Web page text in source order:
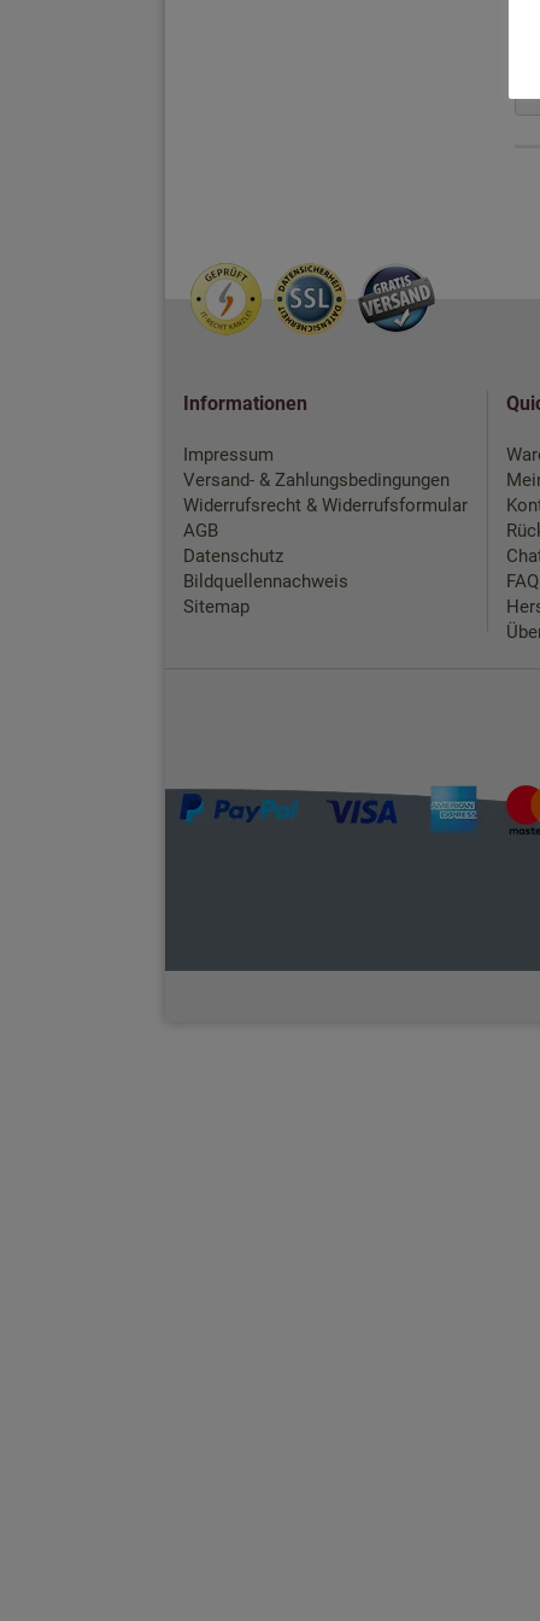
Informationen
Impressum
Versand- & Zahlungsbedingungen
Widerrufsrecht & Widerrufsformular
AGB
Datenschutz
Bildquellennachweis
Sitemap
FAQ